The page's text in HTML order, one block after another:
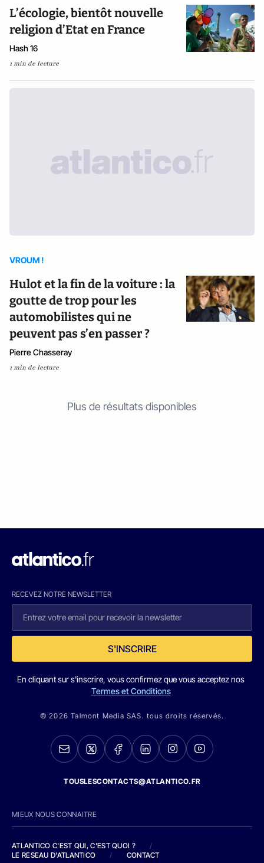
L’écologie, bientôt nouvelle
religion d’Etat en France
Hash 16
1 min de lecture
VROUM !
Hulot et la fin de la voiture : la
goutte de trop pour les
automobilistes qui ne
peuvent pas s’en passer ?
Pierre Chasseray
1 min de lecture
Plus de résultats disponibles
RECEVEZ NOTRE NEWSLETTER
S'INSCRIRE
En cliquant sur s'inscrire, vous confirmez que vous acceptez nos
Termes et Conditions
© 2026 Talmont Media SAS. tous droits réservés.
TOUSLESCONTACTS@ATLANTICO.FR
MIEUX NOUS CONNAITRE
ATLANTICO C'EST QUI, C'EST QUOI ?
/
LE RESEAU D'ATLANTICO
/ CONTACT